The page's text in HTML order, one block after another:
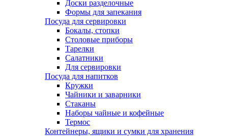
Доски разделочные
Формы для запекания
Посуда для сервировки
Бокалы, стопки
Столовые приборы
Тарелки
Салатники
Для сервировки
Посуда для напитков
Кружки
Чайники и заварники
Стаканы
Наборы чайные и кофейные
Термос
Контейнеры, ящики и сумки для хранения